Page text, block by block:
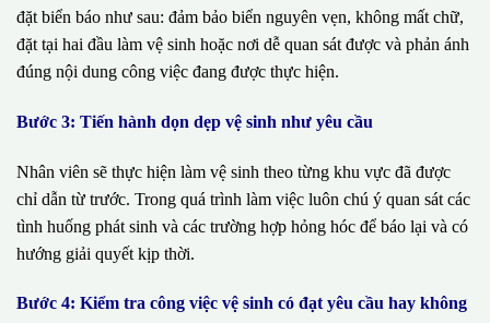
đặt biển báo như sau: đảm bảo biển nguyên vẹn, không mất chữ,
đặt tại hai đầu làm vệ sinh hoặc nơi dễ quan sát được và phản ánh
đúng nội dung công việc đang được thực hiện.
Bước 3: Tiến hành dọn dẹp vệ sinh như yêu cầu
Nhân viên sẽ thực hiện làm vệ sinh theo từng khu vực đã được
chỉ dẫn từ trước. Trong quá trình làm việc luôn chú ý quan sát các
tình huống phát sinh và các trường hợp hỏng hóc để báo lại và có
hướng giải quyết kịp thời.
Bước 4: Kiểm tra công việc vệ sinh có đạt yêu cầu hay không